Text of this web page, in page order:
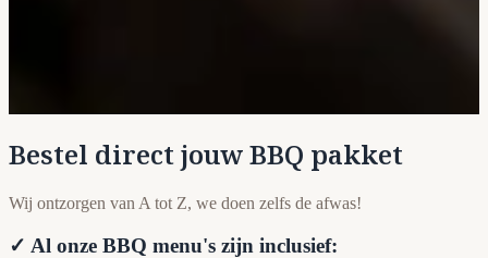
Bestel direct jouw BBQ pakket
Wij ontzorgen van A tot Z, we doen zelfs de afwas!
✓ Al onze BBQ menu's zijn inclusief: